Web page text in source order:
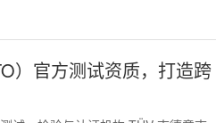
）官方测试资质，打造跨